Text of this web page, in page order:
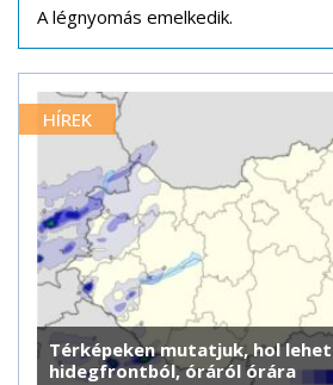
A légnyomás emelkedik.
HÍREK
Térképeken mutatjuk, hol
hidegfrontból, óráról órára